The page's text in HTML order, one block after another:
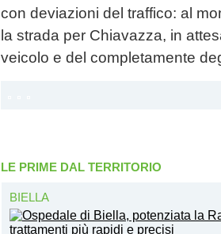
con deviazioni del traffico: al
la strada per Chiavazza, in
veicolo e del completamente
LE PRIME DAL TERRITORIO
BIELLA